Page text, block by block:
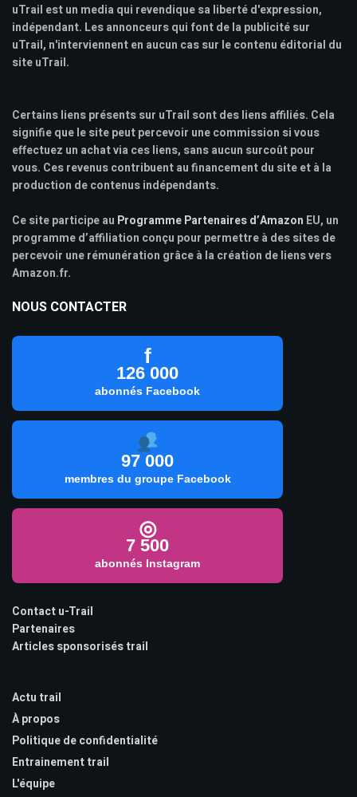
uTrail est un media qui revendique sa liberté d'expression,
indépendant. Les annonceurs qui font de la publicité sur
uTrail, n'interviennent en aucun cas sur le contenu éditorial du
site uTrail.
Certains liens présents sur uTrail sont des liens affiliés. Cela
signifie que le site peut percevoir une commission si vous
effectuez un achat via ces liens, sans aucun surcoût pour
vous. Ces revenus contribuent au financement du site et à la
production de contenus indépendants.
Ce site participe au Programme Partenaires d’Amazon EU, un
programme d’affiliation conçu pour permettre à des sites de
percevoir une rémunération grâce à la création de liens vers
Amazon.fr.
NOUS CONTACTER
f
126 000
abonnés Facebook
97 000
membres du groupe Facebook
◎
7 500
abonnés Instagram
Contact u-Trail
Partenaires
Articles sponsorisés trail
Actu trail
À propos
Politique de confidentialité
Entrainement trail
L'équipe